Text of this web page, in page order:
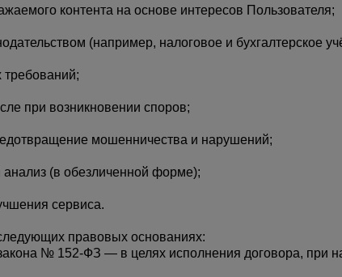
контента на основе интересов Пользователя;
(например, налоговое и бухгалтерское
требований;
при возникновении споров;
мошенничества и нарушений;
анализ (в обезличенной форме);
сервиса.
правовых основаниях:
№ 152-ФЗ — в целях исполнения договора, при